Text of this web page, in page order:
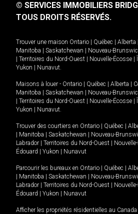
© SERVICES IMMOBILIERS
TOUS DROITS RÉSERVÉS.
Trouver une maison Ontario Québec Alberta
Manitoba
Saskatchewan Nouveau-
Territoires du Nord-Ouest Nouvelle-Écosse
Yukon
Nunavut.
Maisons à louer - Ontario Québec Alberta
Manitoba
Saskatchewan Nouveau-
Territoires du Nord-Ouest Nouvelle-Écosse
Yukon
Nunavut.
Trouver des courtiers en Ontario Québec
Manitoba Saskatchewan Nouveau-
Labrador
Territoires du Nord-Ouest
Édouard
Yukon Nunavut
Parcourir les bureaux en Ontario Québec
Manitoba Saskatchewan Nouveau-
Labrador
Territoires du Nord-Ouest
Édouard
Yukon Nunavut
Afficher les propriétés résidentielles au Canada